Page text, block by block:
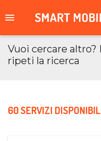
Vuoi cercare
ripeti la ricerca
60 SERVIZI